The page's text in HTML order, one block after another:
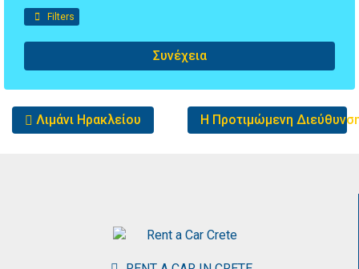
Filters
Συνέχεια
Other
locations
Λιμάνι Ηρακλείου Η Προτιμώμενη